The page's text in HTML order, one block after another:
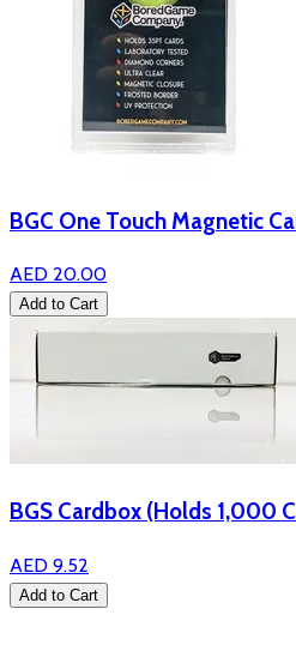
BGC One Touch Magnetic
AED 20.00
Add to Cart
BGS Cardbox (Holds 1,000
AED 9.52
Add to Cart